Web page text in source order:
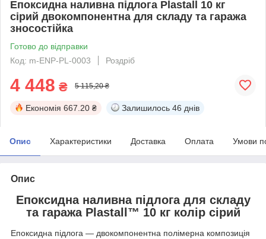
Епоксидна наливна підлога Plastall 10 кг
сірий двокомпонентна для складу та гаража
зносостійка
Готово до відправки
Код: m-ENP-PL-0003
Роздріб
4 448 ₴ 5 115,20 ₴
Економія 667.20 ₴ Залишилось 46 днів
Опис Характеристики Доставка Оплата Умови
Опис
Епоксидна наливна підлога для складу
та гаража Plastall™ 10 кг колір сірий
Епоксидна підлога — двокомпонентна полімерна композиція